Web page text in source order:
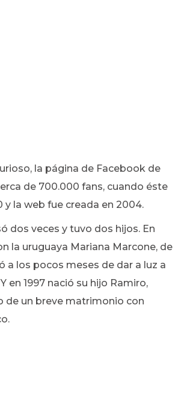
la página de Facebook de
de 700.000 fans, cuando éste
y la web fue creada en 2004.
dos veces y tuvo dos hijos. En
la uruguaya Mariana Marcone, de
a los pocos meses de dar a luz a
en 1997 nació su hijo Ramiro,
de un breve matrimonio con